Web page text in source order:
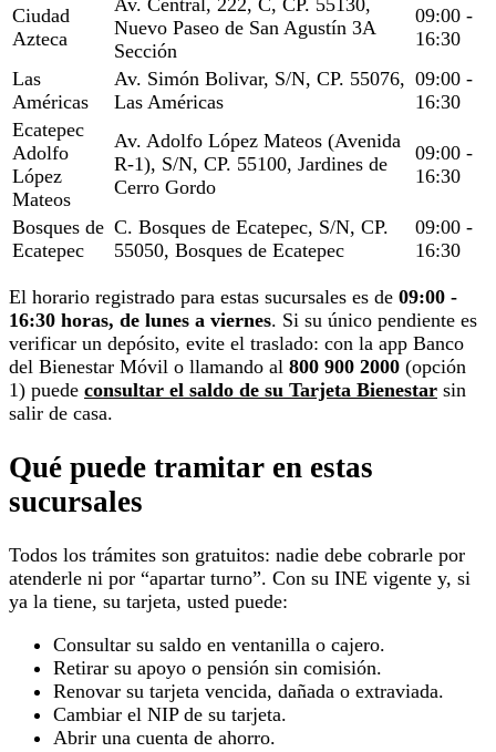
Ciudad
Azteca
Av. Central, 222, C, CP. 55130,
Nuevo Paseo de San Agustín 3A
Sección
09:00 -
16:30
Las
Américas
Av. Simón Bolivar, S/N, CP. 55076,
Las Américas
09:00 -
16:30
Ecatepec
Adolfo
López
Mateos
Av. Adolfo López Mateos (Avenida
R-1), S/N, CP. 55100, Jardines de
Cerro Gordo
09:00 -
16:30
Bosques de
Ecatepec
C. Bosques de Ecatepec, S/N, CP.
55050, Bosques de Ecatepec
09:00 -
16:30
El horario registrado para estas sucursales es de 09:00 -
16:30 horas, de lunes a viernes. Si su único pendiente es
verificar un depósito, evite el traslado: con la app Banco
del Bienestar Móvil o llamando al 800 900 2000 (opción
1) puede consultar el saldo de su Tarjeta Bienestar sin
salir de casa.
Qué puede tramitar en estas
sucursales
Todos los trámites son gratuitos: nadie debe cobrarle por
atenderle ni por “apartar turno”. Con su INE vigente y, si
ya la tiene, su tarjeta, usted puede:
Consultar su saldo en ventanilla o cajero.
Retirar su apoyo o pensión sin comisión.
Renovar su tarjeta vencida, dañada o extraviada.
Cambiar el NIP de su tarjeta.
Abrir una cuenta de ahorro.